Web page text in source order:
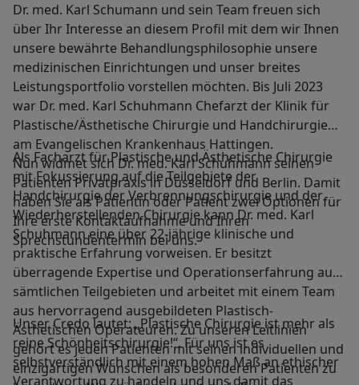
Dr. med. Karl Schumann und sein Team freuen sich
über Ihr Interesse an diesem Profil mit dem wir Ihnen
unsere bewährte Behandlungsphilosophie unsere
medizinischen Einrichtungen und unser breites
Leistungsportfolio vorstellen möchten. Bis Juli 2023
war Dr. med. Karl Schuhmann Chefarzt der Klinik für
Plastische/Ästhetische Chirurgie und Handchirurgie
am Evangelischen Krankenhaus Hattingen.
Nun widmet sich Dr. med. Karl Schuhmann seinen
Patienten Privatpraxis in Düsseldorf und Berlin. Damit
haben Sie als Patientin oder Patient zwei Optionen für
Ihre erste Kontaktaufnahme und Ihren
Sprechstundentermin bei uns.
Als Facharzt für Plastische und Ästhetische Chirurgie
mit Fokussierung auf die Teilgebiete der
Handchirurgie der Verbrennungschirurgie und der
Wiederherstellenden Chirurgie kann Dr. med. Karl
Schuhmann eine über 22-jährige klinische und
praktische Erfahrung vorweisen. Er besitzt
überragende Expertise und Operationserfahrung auf
sämtlichen Teilgebieten und arbeitet mit einem Team
aus hervorragend ausgebildeten Plastisch-
Ästhetischen Operateuren. Zu unseren Leitlinien
gehört es jeden Patienten mit seinen individuellen und
einzigartigen Wünschen als besonderen Patienten zu
Unser Credo lautet: „Plastische Chirurgie ist mehr als
reine Schönheitschirurgie!“. Für uns ist es
selbstverständlich mit einem hohen Maß an ethischer
Verantwortung zu handeln und uns damit das